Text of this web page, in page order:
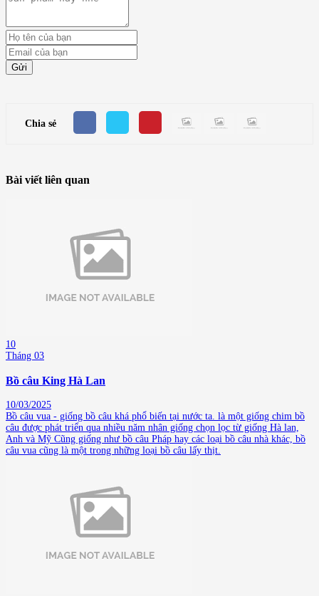
Gửi
Chia sẻ
Bài viết liên quan
10
Tháng 03
Bồ câu King Hà Lan
10/03/2025
Bồ câu vua - giống bồ câu khá phổ biến tại nước ta. là một giống chim bồ
câu được phát triển qua nhiều năm nhân giống chọn lọc từ giống Hà lan,
Anh và Mỹ Cũng giống như bồ câu Pháp hay các loại bồ câu nhà khác, bồ
câu vua cũng là một trong những loại bồ câu lấy thịt.